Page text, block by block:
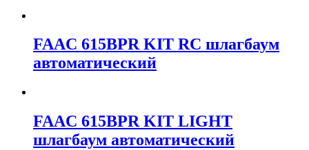
FAAC 615BPR KIT RC шлагбаум
автоматический
FAAC 615BPR KIT LIGHT
шлагбаум автоматический